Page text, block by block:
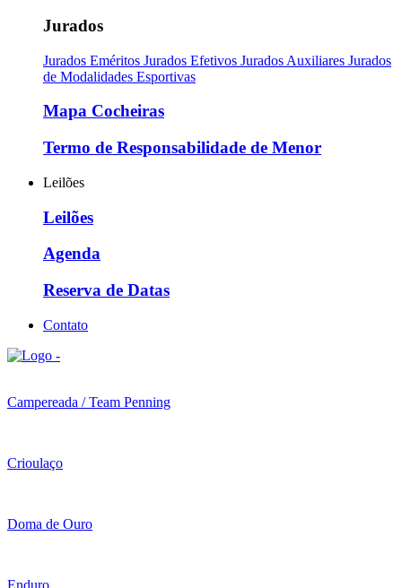
Jurados
Jurados Eméritos Jurados Efetivos Jurados Auxiliares Jurados
de Modalidades Esportivas
Mapa Cocheiras
Termo de Responsabilidade de Menor
Leilões
Leilões
Agenda
Reserva de Datas
Contato
Campereada / Team Penning
Crioulaço
Doma de Ouro
Enduro